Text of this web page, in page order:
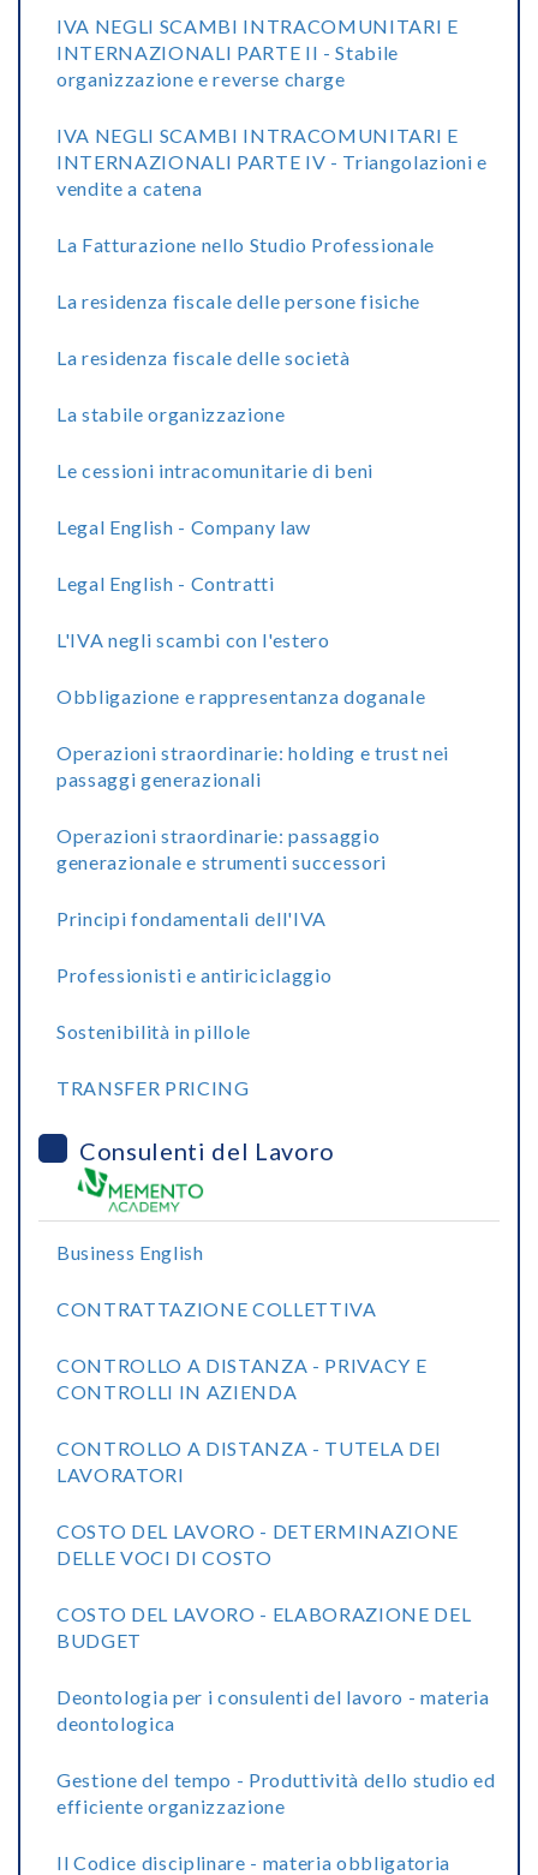
IVA NEGLI SCAMBI INTRACOMUNITARI E
INTERNAZIONALI PARTE II - Stabile
organizzazione e reverse charge
IVA NEGLI SCAMBI INTRACOMUNITARI E
INTERNAZIONALI PARTE IV - Triangolazioni e
vendite a catena
La Fatturazione nello Studio Professionale
La residenza fiscale delle persone fisiche
La residenza fiscale delle società
La stabile organizzazione
Le cessioni intracomunitarie di beni
Legal English - Company law
Legal English - Contratti
L'IVA negli scambi con l'estero
Obbligazione e rappresentanza doganale
Operazioni straordinarie: holding e trust nei
passaggi generazionali
Operazioni straordinarie: passaggio
generazionale e strumenti successori
Principi fondamentali dell'IVA
Professionisti e antiriciclaggio
Sostenibilità in pillole
TRANSFER PRICING
Consulenti del Lavoro
Business English
CONTRATTAZIONE COLLETTIVA
CONTROLLO A DISTANZA - PRIVACY E
CONTROLLI IN AZIENDA
CONTROLLO A DISTANZA - TUTELA DEI
LAVORATORI
COSTO DEL LAVORO - DETERMINAZIONE
DELLE VOCI DI COSTO
COSTO DEL LAVORO - ELABORAZIONE DEL
BUDGET
Deontologia per i consulenti del lavoro - materia
deontologica
Gestione del tempo - Produttività dello studio ed
efficiente organizzazione
Il Codice disciplinare - materia obbligatoria